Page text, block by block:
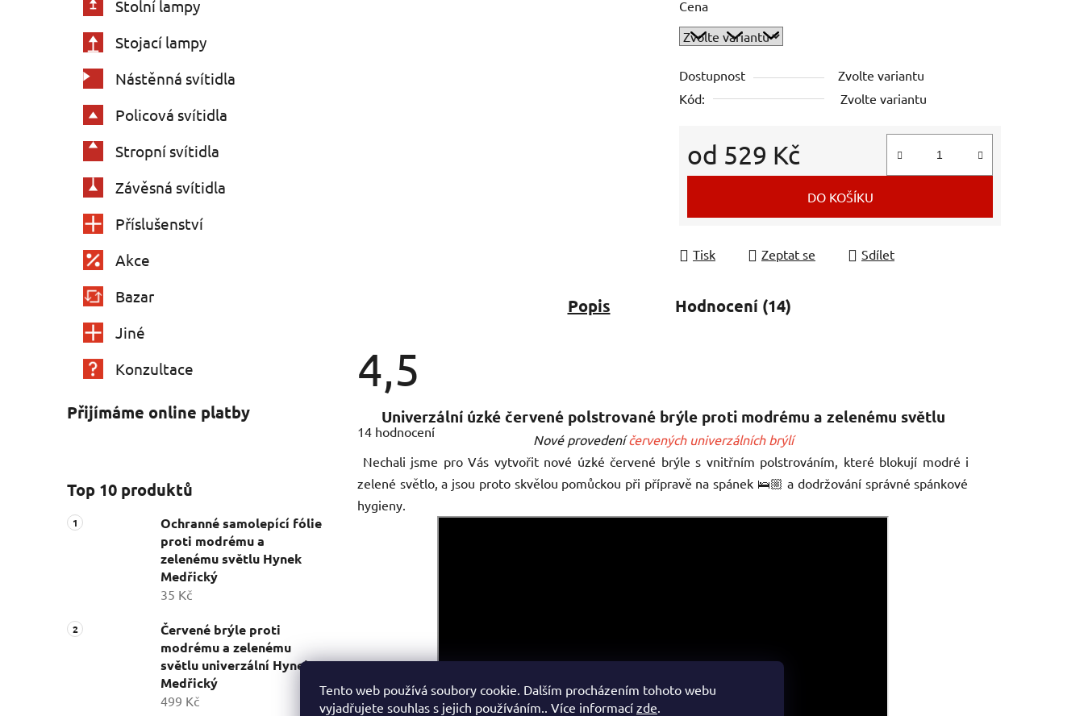
Tento web používá soubory cookie. Dalším procházením tohoto webu
vyjadřujete souhlas s jejich používáním.. Více informací zde
Stolní lampy
Stojací lampy
Nástěnná svítidla
Policová svítidla
Stropní svítidla
Závěsná svítidla
Příslušenství
Akce
Bazar
Jiné
Konzultace
Přijímáme online platby
Top 10 produktů
Ochranné samolepící fólie
proti modrému a
zelenému světlu Hynek
Medřický
35 Kč
Červené brýle proti
modrému a zelenému
světlu univerzální Hynek
Medřický
499 Kč
Cena
Dostupnost
Zvolte variantu
Kód:
Zvolte variantu
od 529 Kč
Měrná cena:
DO KOŠÍKU
Tisk Zeptat se Sdílet
Popis Hodnocení (14)
4,5
Průměrné
hodnocení
produktu
4,5
5
hvězdiček.
14 hodnocení
Univerzální úzké červené polstrované brýle proti modrému a zelenému světlu
Nové provedeníčervených univerzálních brýlí
Nechali jsme pro Vás vytvořit nové úzké červené brýle s vnitřním polstrováním, které blokují modré i
zelené světlo, a jsou proto skvělou pomůckou při přípravě na spánek 🛌🏼 a dodržování správné spánkové
hygieny.